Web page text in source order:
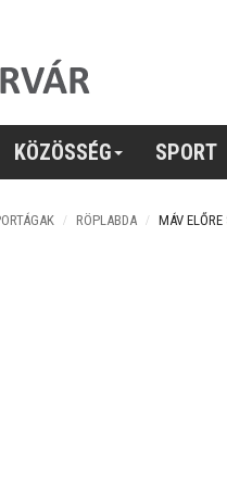
KÖZÖSSÉG SPORT
RÖPLABDA MÁV ELŐRE